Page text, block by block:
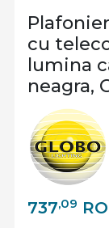
cu
lumina
neagra,
737,09